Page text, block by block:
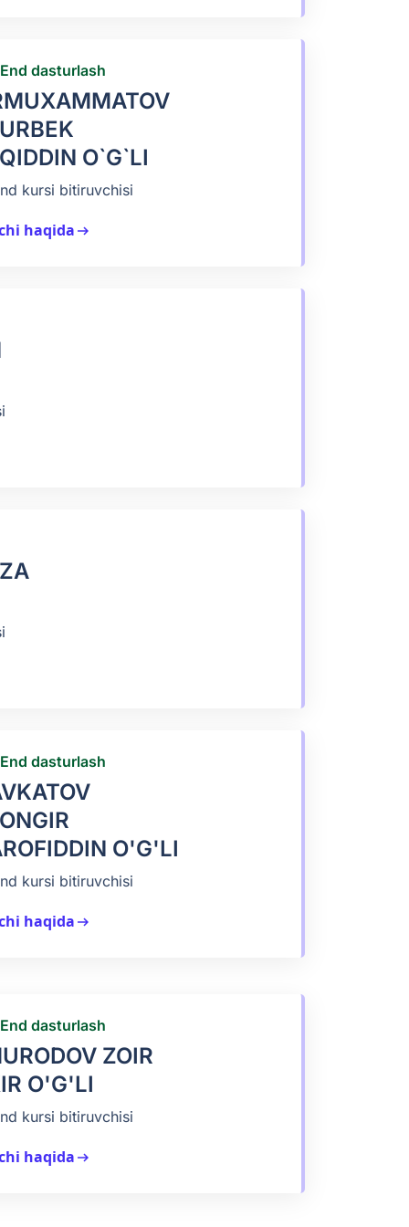
dasturlash
O`G`LI
kursi bitiruvchisi
haqidaarrow_right_alt
dasturlash
O'G'LI
kursi bitiruvchisi
haqidaarrow_right_alt
dasturlash
ZOIR
O'G'LI
kursi bitiruvchisi
haqidaarrow_right_alt